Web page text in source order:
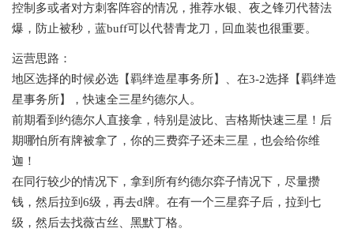
控制多或者对方刺客阵容的情况，推荐水银、夜之锋刃代替法
爆，防止被秒，蓝buff可以代替青龙刀，回血装也很重要。
运营思路：
地区选择的时候必选【羁绊造星事务所】、在3-2选择【羁绊造
星事务所】，快速全三星约德尔人。
前期看到约德尔人直接拿，特别是波比、吉格斯快速三星！后
期哪怕所有牌被拿了，你的三费弈子还未三星，也会给你维
迦！
在同行较少的情况下，拿到所有约德尔弈子情况下，尽量攒
钱，然后拉到6级，再去d牌。在有一个三星弈子后，拉到七
级，然后去找薇古丝、黑默丁格。